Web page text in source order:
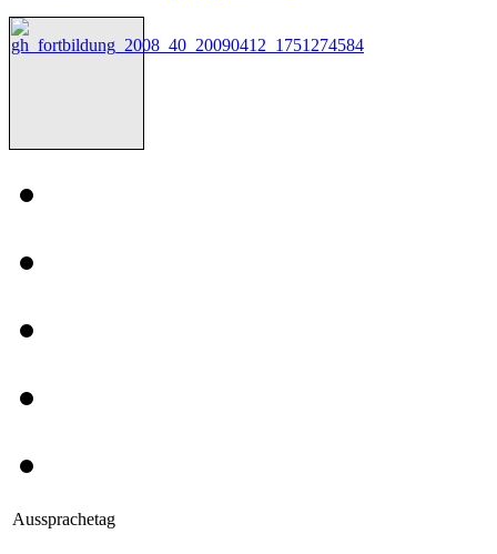
Aussprachetag